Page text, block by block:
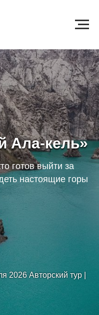
Ала-кель»
готов выйти за
настоящие горы
2026 Авторский тур |